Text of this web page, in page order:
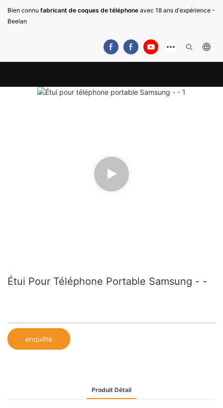
Bien connu fabricant de coques de téléphone avec 18 ans d'expérience -
Beelan
Étui Pour Téléphone Portable Samsung - -
enquête
Produit Détail